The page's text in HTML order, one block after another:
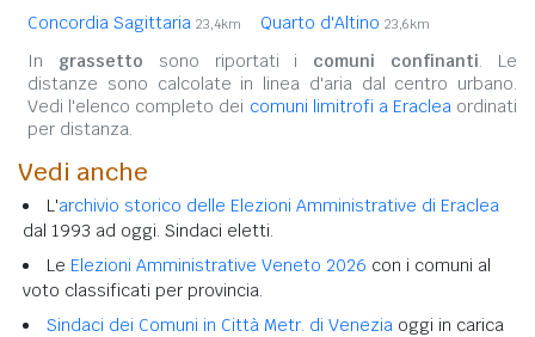
Concordia Sagittaria 23,4km Quarto d'Altino 23,6km
In grassetto sono riportati i comuni confinanti. Le
distanze sono calcolate in linea d'aria dal centro urbano.
Vedi l'elenco completo dei comuni limitrofi a Eracleaordinati
per distanza.
Vedi anche
L'archivio storico delle Elezioni Amministrative di Eraclea
dal 1993 ad oggi. Sindaci eletti.
Le Elezioni Amministrative Veneto 2026 con i comuni al
voto classificati per provincia.
Sindaci dei Comuni in Città Metr. di Venezia oggi in carica